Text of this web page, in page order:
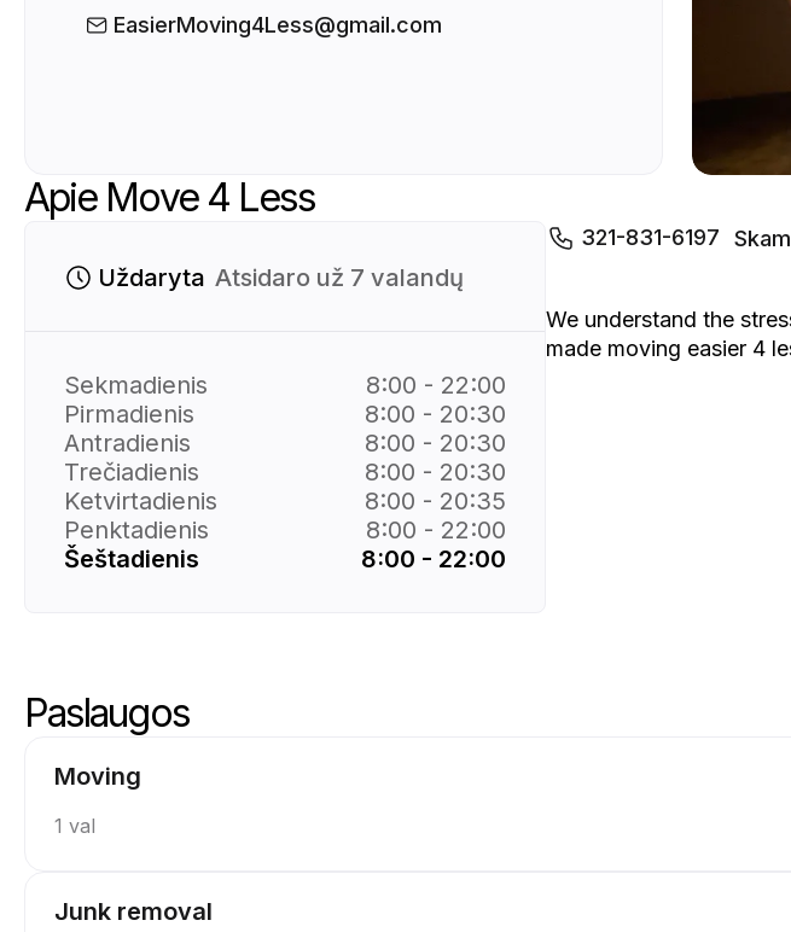
EasierMoving4Less@gmail.com
Apie Move 4 Less
Uždaryta Atsidaro už 7 valandų
Sekmadienis
8:00 - 22:00
Pirmadienis
8:00 - 20:30
Antradienis
8:00 - 20:30
Trečiadienis
8:00 - 20:30
Ketvirtadienis
8:00 - 20:35
Penktadienis
8:00 - 22:00
Šeštadienis
8:00 - 22:00
321-831-6197
We understand the
made moving easier 4
Paslaugos
Moving
1 val
Junk removal